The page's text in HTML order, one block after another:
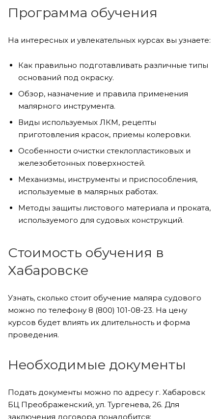
Программа обучения
На интересных и увлекательных курсах вы узнаете:
Как правильно подготавливать различные типы
оснований под окраску.
Обзор, назначение и правила применения
малярного инструмента.
Виды используемых ЛКМ, рецепты
приготовления красок, приемы колеровки.
Особенности очистки стеклопластиковых и
железобетонных поверхностей.
Механизмы, инструменты и приспособления,
используемые в малярных работах.
Методы защиты листового материала и проката,
используемого для судовых конструкций.
Стоимость обучения в
Хабаровске
Узнать, сколько стоит обучение маляра судового
можно по телефону 8 (800) 101-08-23. На цену
курсов будет влиять их длительность и форма
проведения.
Необходимые документы
Подать документы можно по адресу г. Хабаровск
БЦ Преображенский, ул. Тургенева, 26. Для
заключения договора понадобится: